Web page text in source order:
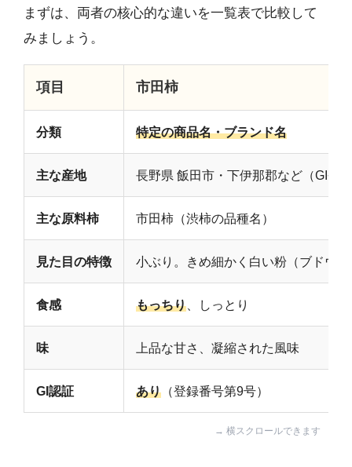
まずは、両者の核心的な違いを一覧表で比較して
みましょう。
項目 市田柿
分類 特定の商品名・ブランド名
主な産地 長野県 飯田市・下伊那郡など（GI登
主な原料柿 市田柿（渋柿の品種名）
見た目の特徴 小ぶり。きめ細かく白い粉（ブドウ
食感 もっちり 、しっとり
味 上品な甘さ、凝縮された風味
GI認証 あり （登録番号第9号）